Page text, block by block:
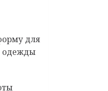
для
одежды